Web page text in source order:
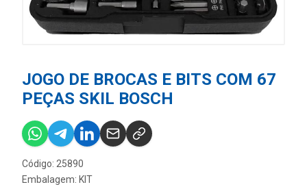
JOGO DE BROCAS E BITS COM 67
PEÇAS SKIL BOSCH
Código: 25890
Embalagem: KIT